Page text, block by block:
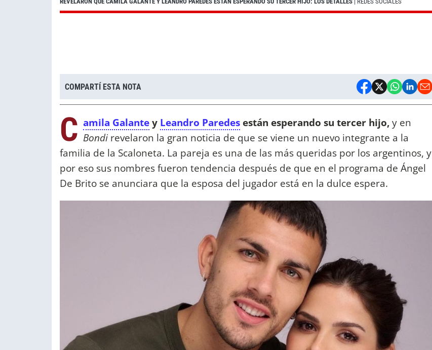
COMPARTÍ ESTA NOTA
C amila Galantey Leandro Paredes están esperando su tercer hijo,y en
Bondi revelaron la gran noticia de que se viene un nuevo integrante a la
familia de la Scaloneta. La pareja es una de las más queridas por los argentinos, y
por eso sus nombres fueron tendencia después de que en el programa de Ángel
De Brito se anunciara que la esposa del jugador está en la dulce espera.